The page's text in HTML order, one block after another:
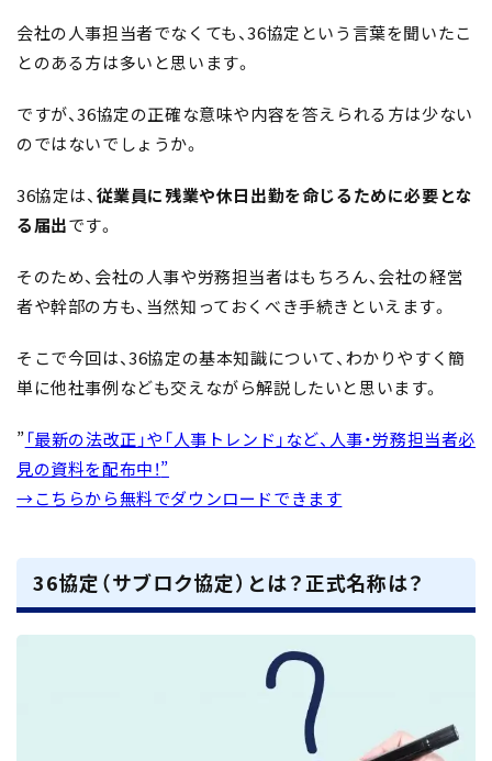
会社の人事担当者でなくても、36協定という言葉を聞いたこ
とのある方は多いと思います。
ですが、36協定の正確な意味や内容を答えられる方は少ない
のではないでしょうか。
36協定は、従業員に残業や休日出勤を命じるために必要とな
る届出です。
そのため、会社の人事や労務担当者はもちろん、会社の経営
者や幹部の方も、当然知っておくべき手続きといえます。
そこで今回は、36協定の基本知識について、わかりやすく簡
単に他社事例なども交えながら解説したいと思います。
”「最新の法改正」や「人事トレンド」など、人事・労務担当者必
見の資料を配布中！”
→こちらから無料でダウンロードできます
36協定（サブロク協定）とは？正式名称は？